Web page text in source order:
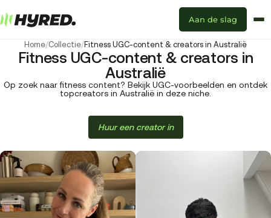
Aan de slag
Home/Collectie/Fitness UGC-content & creators in Australië
Fitness UGC-content & creators in
Australië
Op zoek naar fitness content? Bekijk UGC-voorbeelden en ontdek
topcreators in Australië in deze niche.
Huur een creator in